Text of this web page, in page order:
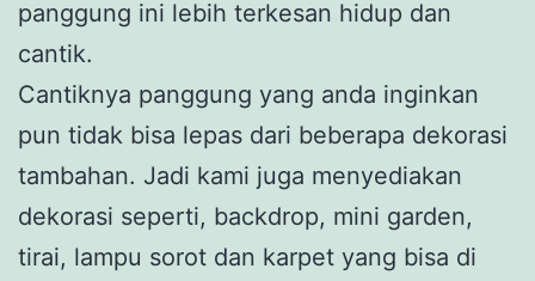
panggung ini lebih terkesan hidup dan
cantik.
Cantiknya panggung yang anda inginkan
pun tidak bisa lepas dari beberapa dekorasi
tambahan. Jadi kami juga menyediakan
dekorasi seperti, backdrop, mini garden,
tirai, lampu sorot dan karpet yang bisa di